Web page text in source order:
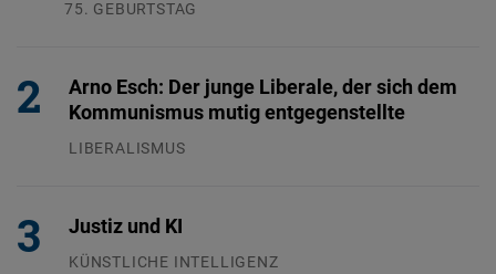
75. GEBURTSTAG
Arno Esch: Der junge Liberale, der sich dem
Kommunismus mutig entgegenstellte
LIBERALISMUS
Justiz und KI
KÜNSTLICHE INTELLIGENZ